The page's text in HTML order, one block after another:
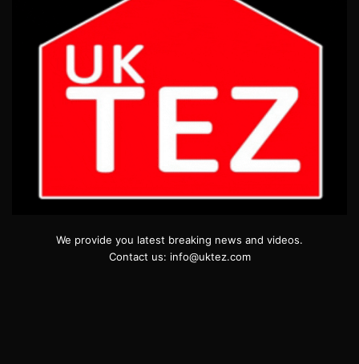
We provide you latest breaking news and videos.
Contact us: info@uktez.com